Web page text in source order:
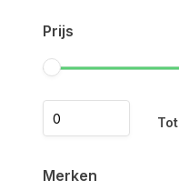
Prijs
Tot
Merken